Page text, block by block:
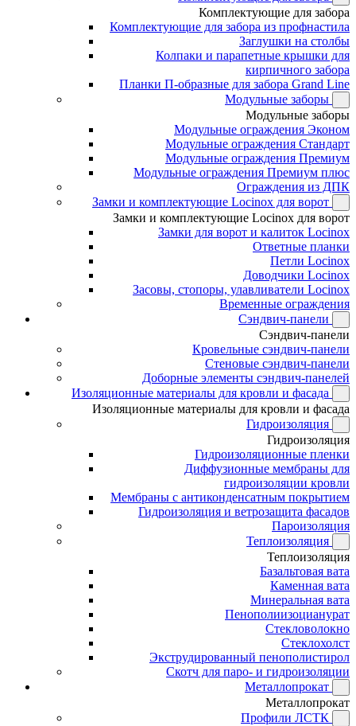
Комплектующие для забора
Комплектующие для забора из профнастила
Заглушки на столбы
Колпаки и парапетные крышки для
кирпичного забора
Планки П-образные для забора Grand Line
Модульные заборы
Модульные заборы
Модульные ограждения Эконом
Модульные ограждения Стандарт
Модульные ограждения Премиум
Модульные ограждения Премиум плюс
Ограждения из ДПК
Замки и комплектующие Locinox для ворот
Замки и комплектующие Locinox для ворот
Замки для ворот и калиток Locinox
Ответные планки
Петли Locinox
Доводчики Locinox
Засовы, стопоры, улавливатели Locinox
Временные ограждения
Сэндвич-панели
Сэндвич-панели
Кровельные сэндвич-панели
Стеновые сэндвич-панели
Доборные элементы сэндвич-панелей
Изоляционные материалы для кровли и фасада
Изоляционные материалы для кровли и фасада
Гидроизоляция
Гидроизоляция
Гидроизоляционные пленки
Диффузионные мембраны для
гидроизоляции кровли
Мембраны с антиконденсатным покрытием
Гидроизоляция и ветрозащита фасадов
Пароизоляция
Теплоизоляция
Теплоизоляция
Базальтовая вата
Каменная вата
Минеральная вата
Пенополиизоцианурат
Стекловолокно
Стеклохолст
Экструдированный пенополистирол
Скотч для паро- и гидроизоляции
Металлопрокат
Металлопрокат
Профили ЛСТК